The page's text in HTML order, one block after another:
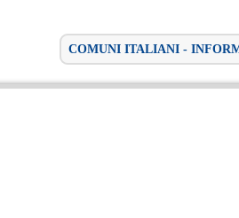
COMUNI ITALIANI -